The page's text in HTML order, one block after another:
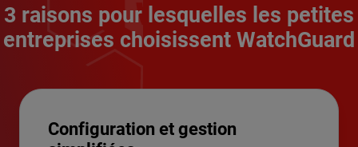
3 raisons pour lesquelles les petites
entreprises choisissent WatchGuard
Configuration et gestion